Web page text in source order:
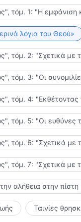
από τον
παρόλο που
προφήτες της
την Εποχή της
αναδείξει ξανά
δεν υπάρχουν
ο λόγος που
των υιών του
προφητών και
αληθινός από
και μίλησαν,
φτωχή, ο
κάτι τόσο
Πνεύμα, ήταν
ον,
ενσαρκωμένου
τόμ. 1: "Η εμφάνιση
λόγια του Θεού»
τόμ. 2: "Σχετικά με
τόμ. 3: "Οι
τόμ. 4: "Εκθέτοντας
τόμ. 5: "Οι
τόμ. 6: "Σχετικά με
τόμ. 7: "Σχετικά με
αλήθεια στην πίστη
Ταινίες